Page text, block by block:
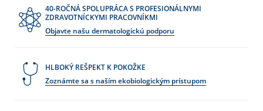
40-ROČNÁ SPOLUPRÁCA S PROFESIONÁLNYMI
ZDRAVOTNÍCKYMI PRACOVNÍKMI
Objavte našu dermatologickú podporu
HLBOKÝ REŠPEKT K POKOŽKE
Zoznámte sa s naším ekobiologickým prístupom